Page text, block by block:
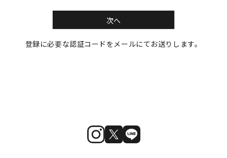
次へ
登録に必要な認証コードをメールにてお送りします。